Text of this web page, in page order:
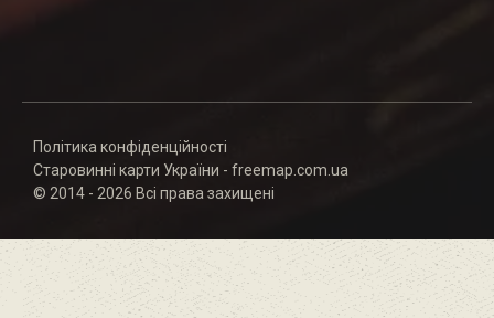
Політика конфіденційності
Старовинні карти України - freemap.com.ua
© 2014 - 2026 Всі права захищені